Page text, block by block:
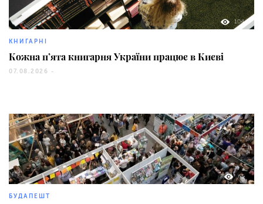
104
КНИГАРНІ
Кожна п’ята книгарня України працює в Києві
07.08.2026 -
65
БУДАПЕШТ